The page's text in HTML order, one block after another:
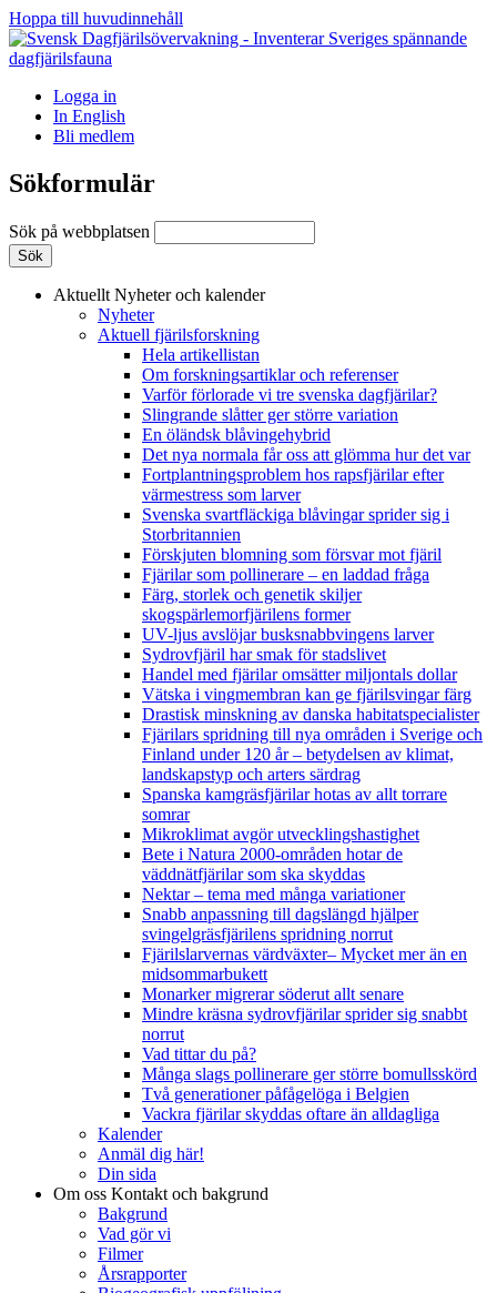
Hoppa till huvudinnehåll
Logga in
In English
Bli medlem
Sökformulär
Sök på webbplatsen
Aktuellt Nyheter och kalender
Nyheter
Aktuell fjärilsforskning
Hela artikellistan
Om forskningsartiklar och referenser
Varför förlorade vi tre svenska dagfjärilar?
Slingrande slåtter ger större variation
En öländsk blåvingehybrid
Det nya normala får oss att glömma hur det var
Fortplantningsproblem hos rapsfjärilar efter
värmestress som larver
Svenska svartfläckiga blåvingar sprider sig i
Storbritannien
Förskjuten blomning som försvar mot fjäril
Fjärilar som pollinerare – en laddad fråga
Färg, storlek och genetik skiljer
skogspärlemorfjärilens former
UV-ljus avslöjar busksnabbvingens larver
Sydrovfjäril har smak för stadslivet
Handel med fjärilar omsätter miljontals dollar
Vätska i vingmembran kan ge fjärilsvingar färg
Drastisk minskning av danska habitatspecialister
Fjärilars spridning till nya områden i Sverige och
Finland under 120 år– betydelsen av klimat,
landskapstyp och arters särdrag
Spanska kamgräsfjärilar hotas av allt torrare
somrar
Mikroklimat avgör utvecklingshastighet
Bete i Natura 2000-områden hotar de
väddnätfjärilar som ska skyddas
Nektar – tema med många variationer
Snabb anpassning till dagslängd hjälper
svingelgräsfjärilens spridning norrut
Fjärilslarvernas värdväxter– Mycket mer än en
midsommarbukett
Monarker migrerar söderut allt senare
Mindre kräsna sydrovfjärilar sprider sig snabbt
norrut
Vad tittar du på?
Många slags pollinerare ger större bomullsskörd
Två generationer påfågelöga i Belgien
Vackra fjärilar skyddas oftare än alldagliga
Kalender
Anmäl dig här!
Din sida
Om oss Kontakt och bakgrund
Bakgrund
Vad gör vi
Filmer
Årsrapporter